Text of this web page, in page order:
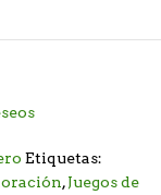
Etiquetas:
,Juegos de